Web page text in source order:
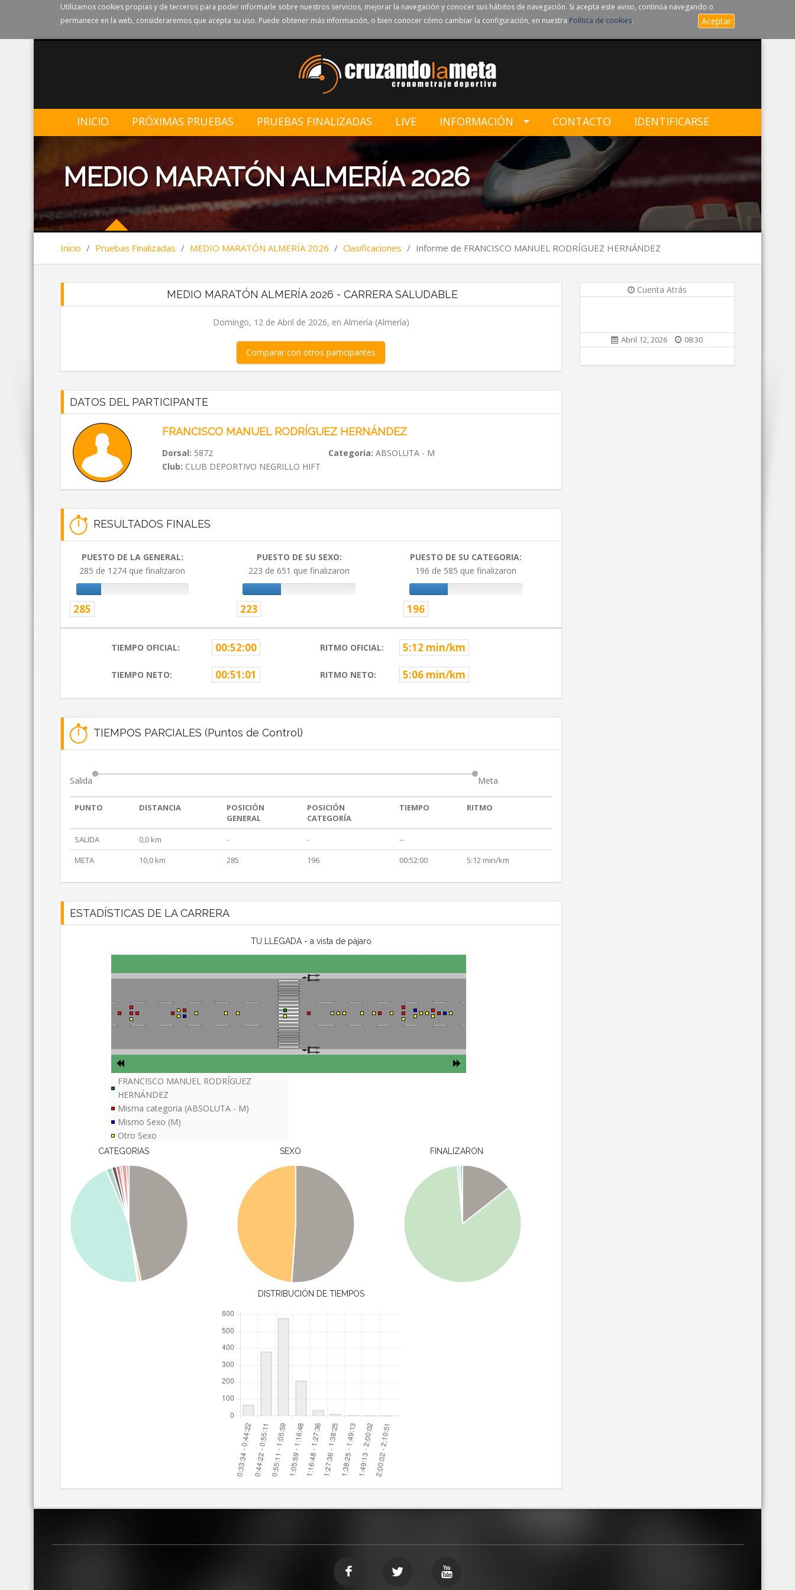
Utilizamos cookies propias y de terceros para poder informarle sobre nuestros servicios, mejorar la navegación y conocer sus hábitos de navegación. Si acepta este aviso, continúa navegando o
permanece en la web, consideraremos que acepta su uso. Puede obtener más información, o bien conocer cómo cambiar la configuración, en nuestra Política de cookies. Aceptar
INICIO PRÓXIMAS PRUEBAS PRUEBAS FINALIZADAS LIVE INFORMACIÓN CONTACTO IDENTIFICARSE
MEDIO MARATÓN ALMERÍA 2026
Inicio / Pruebas Finalizadas / MEDIO MARATÓN ALMERÍA 2026 / Clasificaciones / Informe de FRANCISCO MANUEL RODRÍGUEZ HERNÁNDEZ
MEDIO MARATÓN ALMERÍA 2026 - CARRERA SALUDABLE
Domingo, 12 de Abril de 2026, en Almería (Almería)
Comparar con otros participantes
DATOS DEL PARTICIPANTE
FRANCISCO MANUEL RODRÍGUEZ HERNÁNDEZ
Dorsal: 5872 Categoria: ABSOLUTA - M
Club: CLUB DEPORTIVO NEGRILLO HIFT
RESULTADOS FINALES
PUESTO DE LA GENERAL:
285 de 1274 que finalizaron
285
PUESTO DE SU SEXO:
223 de 651 que finalizaron
223
PUESTO DE SU CATEGORIA:
196 de 585 que finalizaron
196
TIEMPO OFICIAL: 00:52:00 RITMO OFICIAL: 5:12 min/km
TIEMPO NETO: 00:51:01 RITMO NETO: 5:06 min/km
TIEMPOS PARCIALES (Puntos de Control)
Salida Meta
PUNTO DISTANCIA
POSICIÓN
GENERAL
POSICIÓN
CATEGORÍA
TIEMPO RITMO
SALIDA 0,0 km - -
--
META
10,0 km 285 196 00:52:00 5:12 min/km
ESTADÍSTICAS DE LA CARRERA
TU LLEGADA - a vista de pájaro
FRANCISCO MANUEL RODRÍGUEZ
HERNÁNDEZ
Misma categoria (ABSOLUTA - M)
Mismo Sexo (M)
Otro Sexo
CATEGORIAS SEXO FINALIZARON
DISTRIBUCIÓN DE TIEMPOS
Cuenta Atrás
Abril 12, 2026 08:30